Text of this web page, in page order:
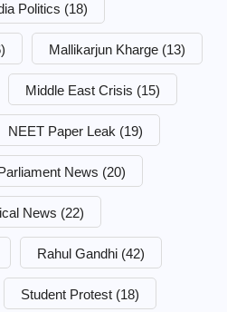
Politics (18)
Mallikarjun Kharge (13)
Middle East Crisis (15)
NEET Paper Leak (19)
News (20)
News (22)
Rahul Gandhi (42)
Student Protest (18)